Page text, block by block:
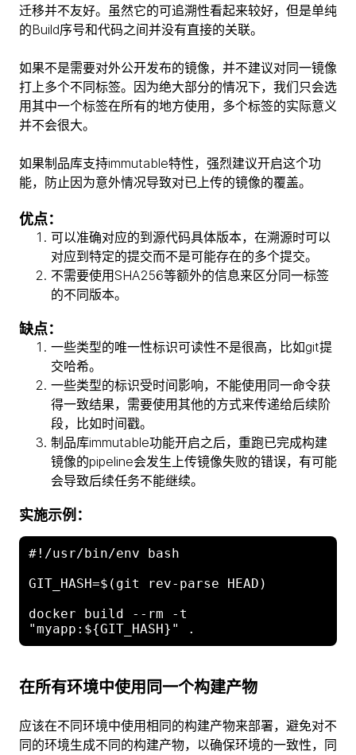
迁移并不友好。虽然它的可追溯性看起来较好，但是单纯
的Build序号和代码之间并没有直接的关联。
如果不是需要对外公开发布的镜像，并不建议对同一镜像
打上多个不同标签。因为绝大部分的情况下，我们只会选
用其中一个标签在所有的地方使用，多个标签的实际意义
并不会很大。
如果制品库支持immutable特性，强烈建议开启这个功
能，防止因为意外情况导致对已上传的镜像的覆盖。
优点：
可以准确对应的到源代码具体版本，在溯源时可以
对应到特定的提交而不是可能存在的多个提交。
不需要使用SHA256等额外的信息来区分同一标签
的不同版本。
缺点：
一些类型的唯一性标识可读性不是很高，比如git提
交哈希。
一些类型的标识受时间影响，不能使用同一命令获
得一致结果，需要使用其他的方式来传递给后续阶
段，比如时间戳。
制品库immutable功能开启之后，重跑已完成构建
镜像的pipeline会发生上传镜像失败的错误，有可能
会导致后续任务不能继续。
实施示例：
#!/usr/bin/env bash
GIT_HASH=$(git rev-parse HEAD)
docker build --rm -t
在所有环境中使用同一个构建产物
应该在不同环境中使用相同的构建产物来部署，避免对不
同的环境生成不同的构建产物，以确保环境的一致性，同